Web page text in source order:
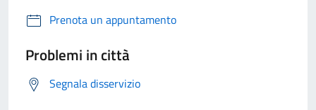
Prenota un appuntamento
Problemi in città
Segnala disservizio